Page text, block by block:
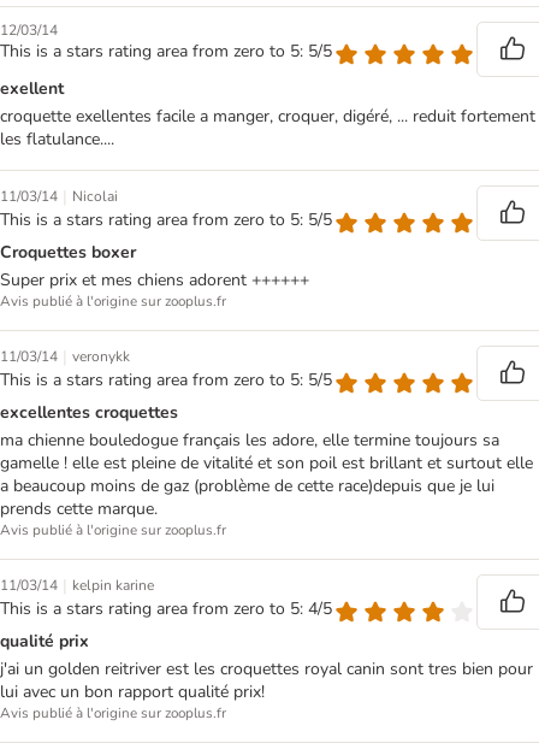
12/03/14
This is a stars rating area from zero to 5: 5/5
exellent
croquette exellentes facile a manger, croquer, digéré, ... reduit fortement
les flatulance....
11/03/14 | Nicolai
This is a stars rating area from zero to 5: 5/5
Croquettes boxer
Super prix et mes chiens adorent ++++++
Avis publié à l'origine sur zooplus.fr
11/03/14 | veronykk
This is a stars rating area from zero to 5: 5/5
excellentes croquettes
ma chienne bouledogue français les adore, elle termine toujours sa
gamelle ! elle est pleine de vitalité et son poil est brillant et surtout elle
a beaucoup moins de gaz (problème de cette race)depuis que je lui
prends cette marque.
Avis publié à l'origine sur zooplus.fr
11/03/14 | kelpin karine
This is a stars rating area from zero to 5: 4/5
qualité prix
j'ai un golden reitriver est les croquettes royal canin sont tres bien pour
lui avec un bon rapport qualité prix!
Avis publié à l'origine sur zooplus.fr